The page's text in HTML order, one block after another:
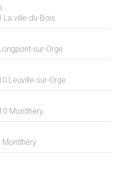
La ville-du-Bois
sur-Orge
Leuville-sur-Orge
Montlhéry
Montlhéry